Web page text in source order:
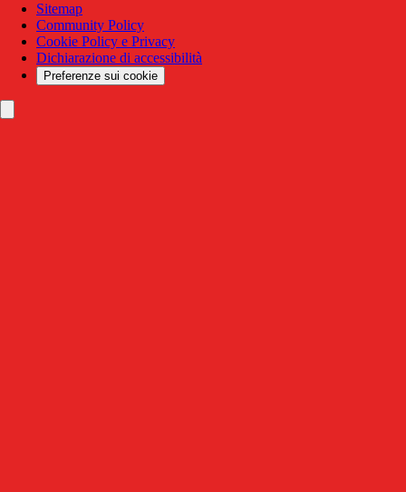
Sitemap
Community Policy
Cookie Policy e Privacy
Dichiarazione di accessibilità
Preferenze sui cookie